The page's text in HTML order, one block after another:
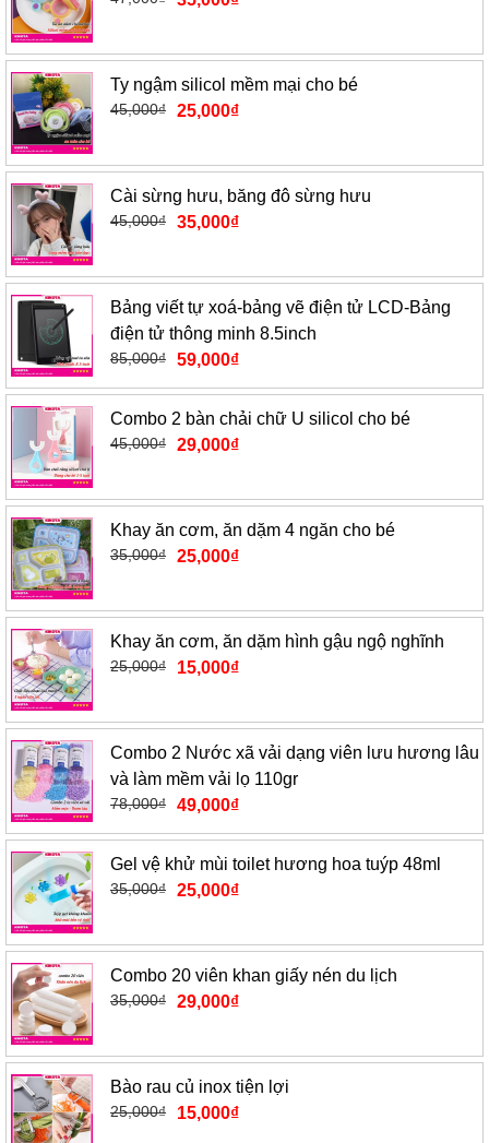
Ty ngậm silicol mềm mại cho bé
45,000₫ 25,000₫
Cài sừng hưu, băng đô sừng hưu
45,000₫ 35,000₫
Bảng viết tự xoá-bảng vẽ điện tử LCD-Bảng
điện tử thông minh 8.5inch
85,000₫ 59,000₫
Combo 2 bàn chải chữ U silicol cho bé
45,000₫ 29,000₫
Khay ăn cơm, ăn dặm 4 ngăn cho bé
35,000₫ 25,000₫
Khay ăn cơm, ăn dặm hình gậu ngộ nghĩnh
25,000₫ 15,000₫
Combo 2 Nước xã vải dạng viên lưu hương lâu
và làm mềm vải lọ 110gr
78,000₫ 49,000₫
Gel vệ khử mùi toilet hương hoa tuýp 48ml
35,000₫ 25,000₫
Combo 20 viên khan giấy nén du lịch
35,000₫ 29,000₫
Bào rau củ inox tiện lợi
25,000₫ 15,000₫